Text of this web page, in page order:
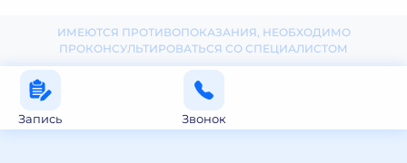
ИМЕЮТСЯ ПРОТИВОПОКАЗАНИЯ, НЕОБХОДИМО
ПРОКОНСУЛЬТИРОВАТЬСЯ СО СПЕЦИАЛИСТОМ
Запись Звонок